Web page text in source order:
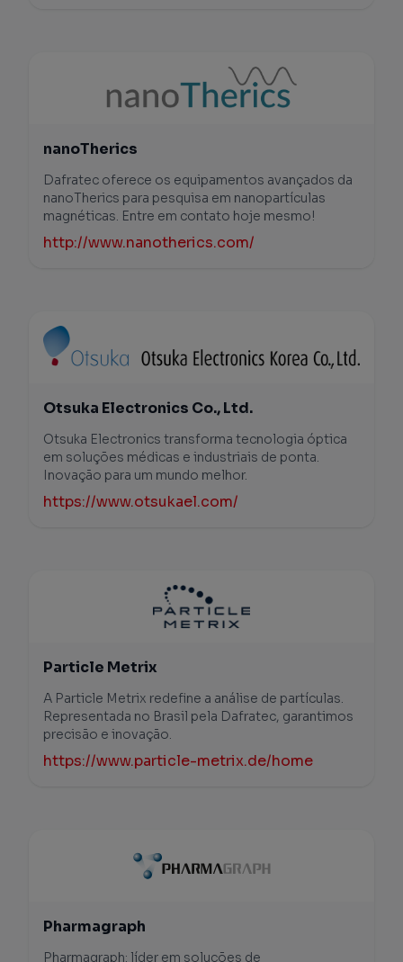
nanoTherics
Dafratec oferece os equipamentos avançados da
nanoTherics para pesquisa em nanopartículas
magnéticas. Entre em contato hoje mesmo!
http://www.nanotherics.com/
Otsuka Electronics Co., Ltd.
Otsuka Electronics transforma tecnologia óptica
em soluções médicas e industriais de ponta.
Inovação para um mundo melhor.
https://www.otsukael.com/
Particle Metrix
A Particle Metrix redefine a análise de partículas.
Representada no Brasil pela Dafratec, garantimos
precisão e inovação.
https://www.particle-metrix.de/home
Pharmagraph
Pharmagraph: líder em soluções de